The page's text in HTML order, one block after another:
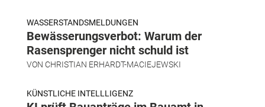
WASSERSTANDSMELDUNGEN
Bewässerungsverbot: Warum der
Rasensprenger nicht schuld ist
VON CHRISTIAN ERHARDT-MACIEJEWSKI
KÜNSTLICHE INTELLLIGENZ